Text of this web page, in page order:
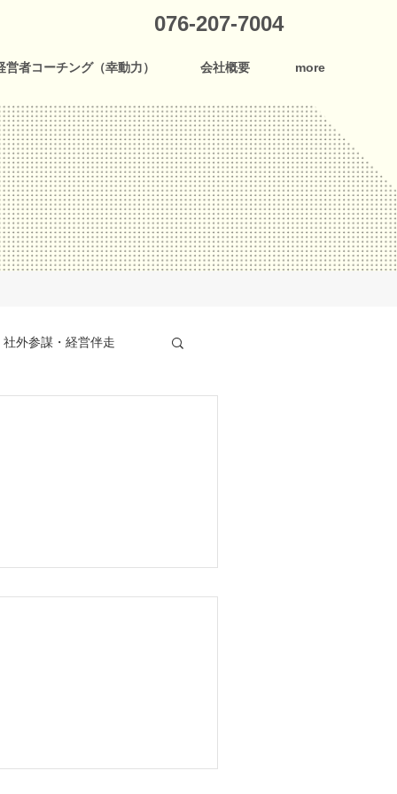
076-207-7004
営者コーチング（幸動力） 会社概要 more
社外参謀・経営伴走